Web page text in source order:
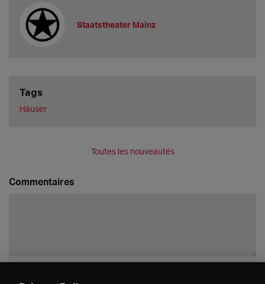
Staatstheater Mainz
Tags
Häuser
Toutes les nouveautés
Commentaires